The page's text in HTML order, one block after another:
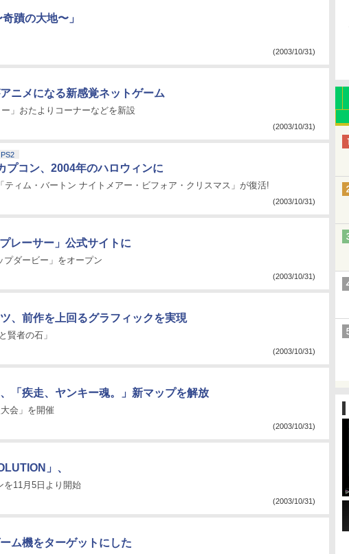
蹟の大地〜」
(2003/10/31)
ニメになる新感覚ネットゲーム
」おたよりコーナーなどを新設
(2003/10/31)
PS2
プコン、2004年のハロウィンに
「ティム・バートン ナイトメアー・ビフォア・クリスマス」が復活!
(2003/10/31)
レーサー」公式サイトに
プダービー」をオープン
(2003/10/31)
、前作を上回るグラフィックを実現
賢者の石」
(2003/10/31)
「疾走、ヤンキー魂。」新マップを解放
会」を開催
(2003/10/31)
」、
を11月5日より開始
(2003/10/31)
ム機をターゲットにした